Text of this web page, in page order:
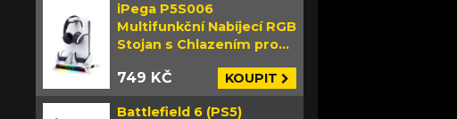
iPega P5S006
Multifunkční Nabíjecí RGB
Stojan s Chlazením pro
749 KČ KOUPIT
Battlefield 6 (PS5)